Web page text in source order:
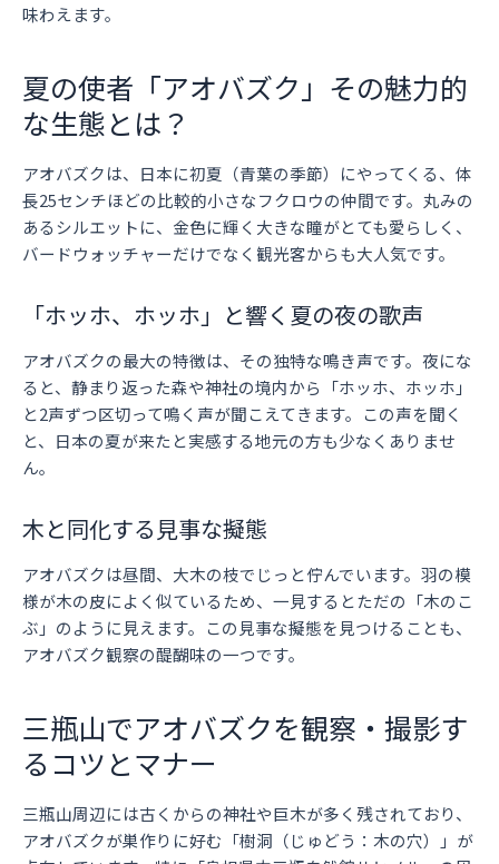
味わえます。
夏の使者「アオバズク」その魅力的
な生態とは？
アオバズクは、日本に初夏（青葉の季節）にやってくる、体
長25センチほどの比較的小さなフクロウの仲間です。丸みの
あるシルエットに、金色に輝く大きな瞳がとても愛らしく、
バードウォッチャーだけでなく観光客からも大人気です。
「ホッホ、ホッホ」と響く夏の夜の歌声
アオバズクの最大の特徴は、その独特な鳴き声です。夜にな
ると、静まり返った森や神社の境内から「ホッホ、ホッホ」
と2声ずつ区切って鳴く声が聞こえてきます。この声を聞く
と、日本の夏が来たと実感する地元の方も少なくありませ
ん。
木と同化する見事な擬態
アオバズクは昼間、大木の枝でじっと佇んでいます。羽の模
様が木の皮によく似ているため、一見するとただの「木のこ
ぶ」のように見えます。この見事な擬態を見つけることも、
アオバズク観察の醍醐味の一つです。
三瓶山でアオバズクを観察・撮影す
るコツとマナー
三瓶山周辺には古くからの神社や巨木が多く残されており、
アオバズクが巣作りに好む「樹洞（じゅどう：木の穴）」が